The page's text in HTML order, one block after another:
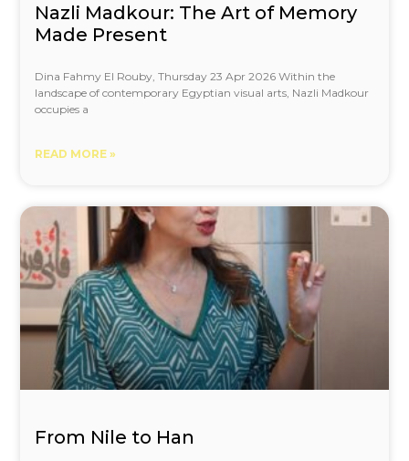
Nazli Madkour: The Art of Memory
Made Present
Dina Fahmy El Rouby, Thursday 23 Apr 2026 Within the
landscape of contemporary Egyptian visual arts, Nazli Madkour
occupies a
READ MORE »
From Nile to Han